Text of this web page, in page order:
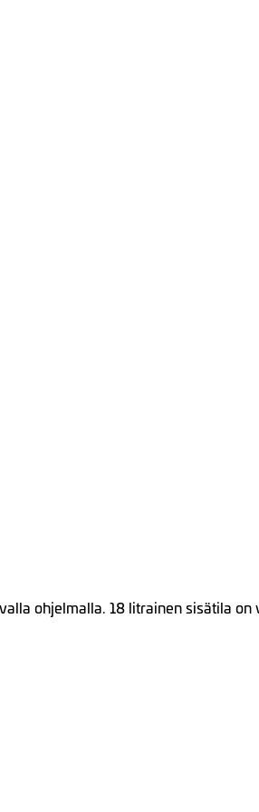
ohjelmalla. 18 litrainen sisätila